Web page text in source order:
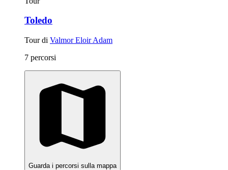
Toledo
Tour di Valmor Eloir Adam
7 percorsi
Guarda i percorsi sulla mappa